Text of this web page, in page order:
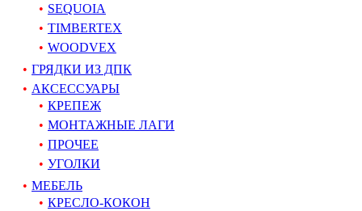
SEQUOIA
TIMBERTEX
WOODVEX
ГРЯДКИ ИЗ ДПК
АКСЕССУАРЫ
КРЕПЕЖ
МОНТАЖНЫЕ ЛАГИ
ПРОЧЕЕ
УГОЛКИ
МЕБЕЛЬ
КРЕСЛО-КОКОН